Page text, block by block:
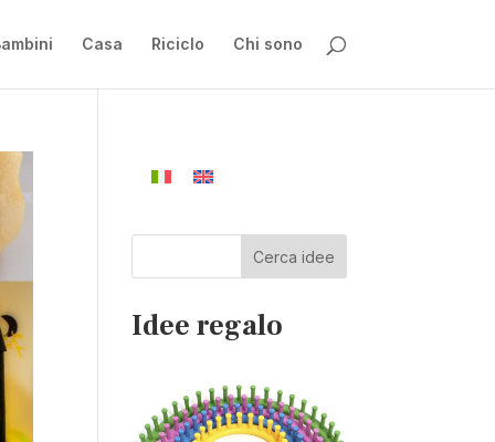
Casa Riciclo Chi sono
Cerca idee
Idee regalo